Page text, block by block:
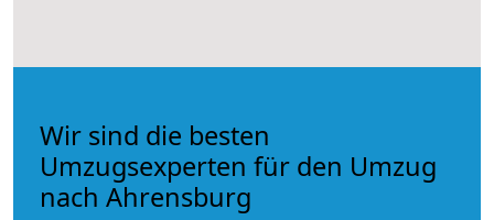
Wir sind die besten
Umzugsexperten für den Umzug
nach Ahrensburg